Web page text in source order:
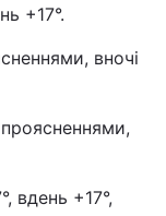
+17°.
вночі
вдень +17°,